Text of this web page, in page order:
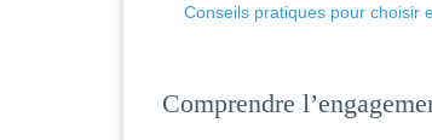
Conseils pratiques pour choisir
Comprendre